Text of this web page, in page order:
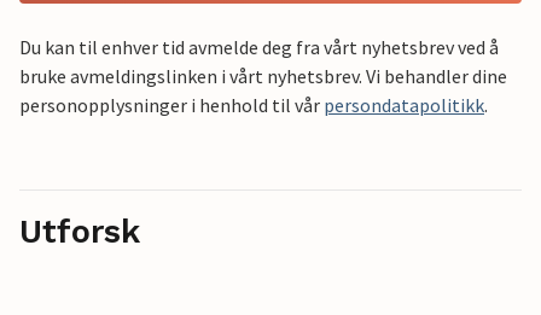
Du kan til enhver tid avmelde deg fra vårt nyhetsbrev ved å
bruke avmeldingslinken i vårt nyhetsbrev. Vi behandler dine
personopplysninger i henhold til vår persondatapolitikk.
Utforsk